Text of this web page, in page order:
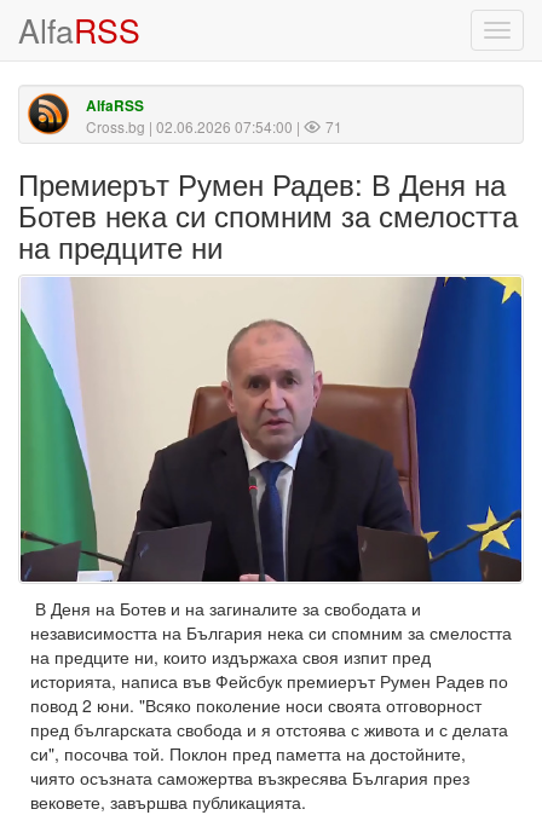
AlfaRSS
AlfaRSS
Cross.bg | 02.06.2026 07:54:00 | 71
Премиерът Румен Радев: В Деня на
Ботев нека си спомним за смелостта
на предците ни
В Деня на Ботев и на загиналите за свободата и
независимостта на България нека си спомним за смелостта
на предците ни, които издържаха своя изпит пред
историята, написа във Фейсбук премиерът Румен Радев по
повод 2 юни. "Всяко поколение носи своята отговорност
пред българската свобода и я отстоява с живота и с делата
си", посочва той. Поклон пред паметта на достойните,
чиято осъзната саможертва възкресява България през
вековете, завършва публикацията.